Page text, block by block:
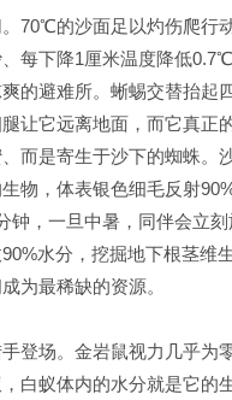
70℃的沙面足以灼伤爬行
每下降1厘米温度降低
的避难所。蜥蜴交替抬起
让它远离地面，而它真正
而是寄生于沙下的蜘蛛。
物，体表银色细毛反射
钟，一旦中暑，同伴会立刻
水分，挖掘地下根茎维
为最稀缺的资源。
登场。金岩鼠视力几乎为
白蚁体内的水分就是它的